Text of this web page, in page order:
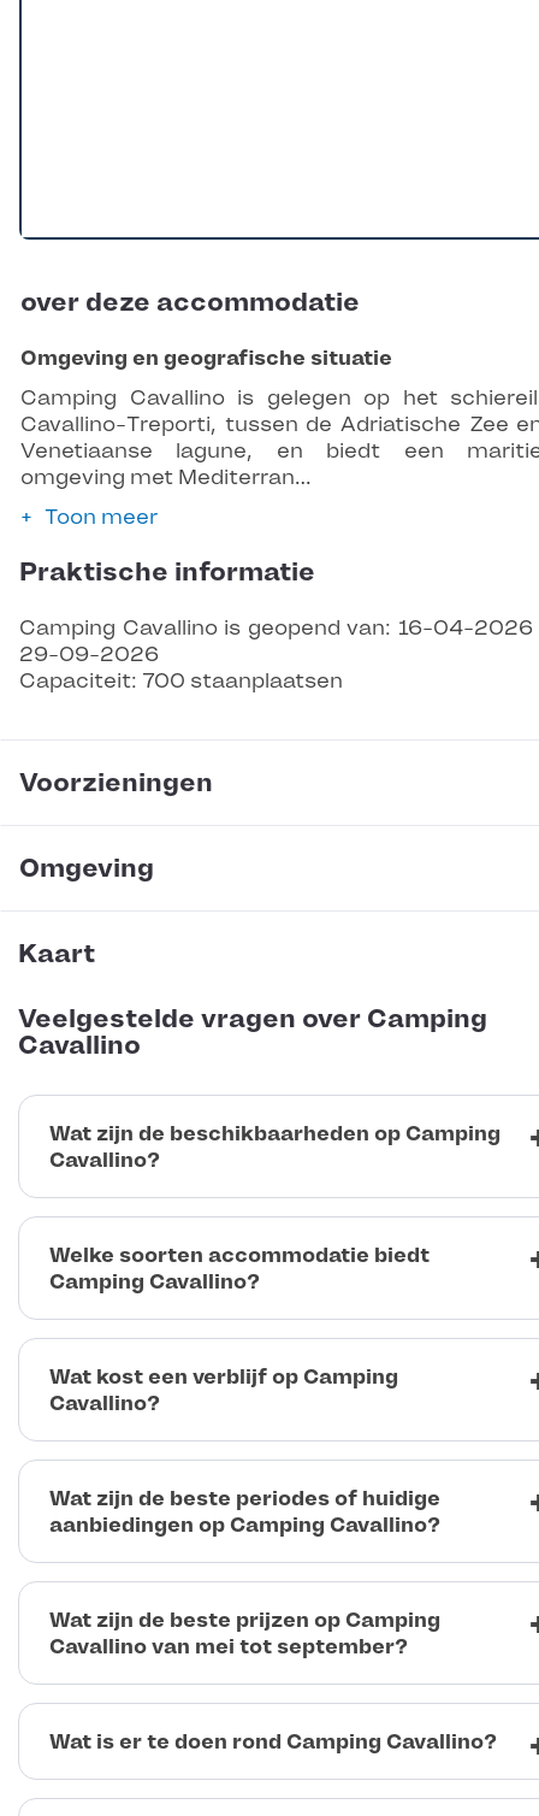
over deze accommodatie
Omgeving en geografische situatie
Camping Cavallino is gelegen op het
Cavallino-Treporti, tussen de Adriatische Zee
Venetiaanse lagune, en biedt een
omgeving met Mediterran…
Toon meer
Praktische informatie
Camping Cavallino is geopend van: 16-04-
29-09-2026
Capaciteit: 700 staanplaatsen
Voorzieningen
Omgeving
Kaart
Veelgestelde vragen over Camping
Cavallino
Wat zijn de beschikbaarheden op Camping
Cavallino?
Welke soorten accommodatie biedt
Camping Cavallino?
Wat kost een verblijf op Camping
Cavallino?
Wat zijn de beste periodes of huidige
aanbiedingen op Camping Cavallino?
Wat zijn de beste prijzen op Camping
Cavallino van mei tot september?
Wat is er te doen rond Camping Cavallino?